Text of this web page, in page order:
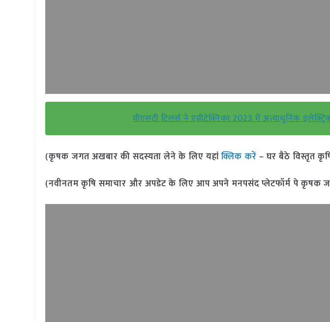
वीएसटी टिलर्स ने एग्रीटेक्निका 2023 में अत्याधुनिक
(कृषक जगत अखबार की सदस्यता लेने के लिए यहांक्लिक करें – घर बैठे विस्तृत
(नवीनतम कृषि समाचार और अपडेट के लिए आप अपने मनपसंद प्लेटफॉर्म पे कृषक